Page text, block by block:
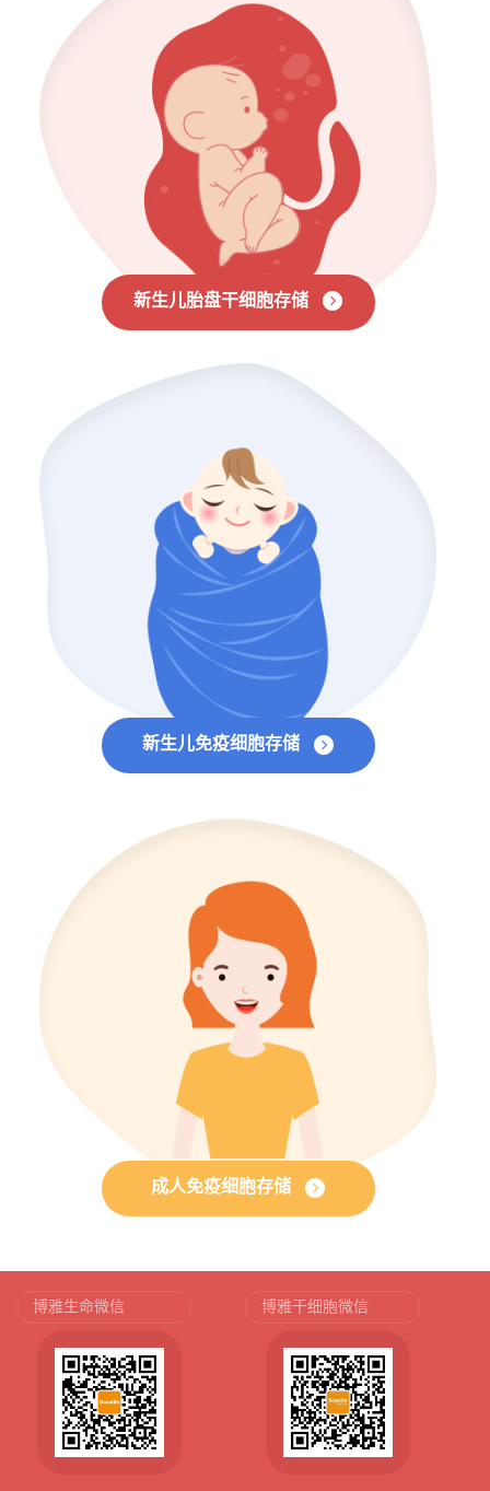
新生儿胎盘干细胞存储
新生儿免疫细胞存储
成人免疫细胞存储
博雅生命微信 博雅干细胞微信